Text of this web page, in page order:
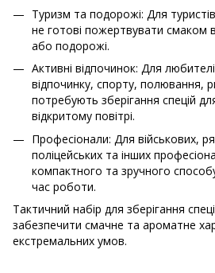
Туризм та подорожі: Для
не готові пожертвувати смаком в
або подорожі.
Активні відпочинок: Для
відпочинку, спорту, полювання,
потребують зберігання спецій
відкритому повітрі.
Професіонали: Для військових,
поліцейських та інших
компактного та зручного способу
час роботи.
Тактичний набір для зберігання
забезпечити смачне та ароматне
екстремальних умов.